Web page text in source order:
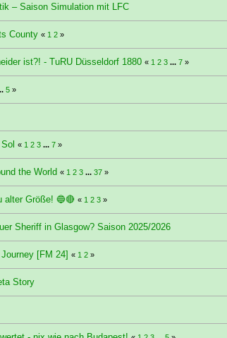
– Saison Simulation mit LFC
County « 1 2 »
ist?! - TuRU Düsseldorf 1880 « 1 2 3 ...7 »
5 »
Sol« 1 2 3 ...7 »
the World « 1 2 3 ...37 »
alter Größe! 🔵🔴 « 1 2 3 »
Sheriff in Glasgow? Saison 2025/2026
[FM 24] « 1 2 »
Story